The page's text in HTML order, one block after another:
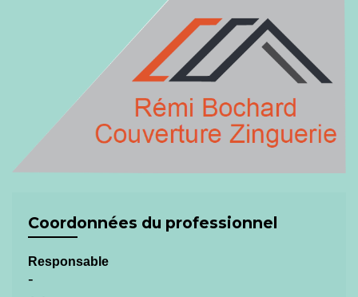
Coordonnées du professionnel
Responsable
-